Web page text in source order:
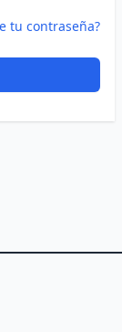
tu contraseña?